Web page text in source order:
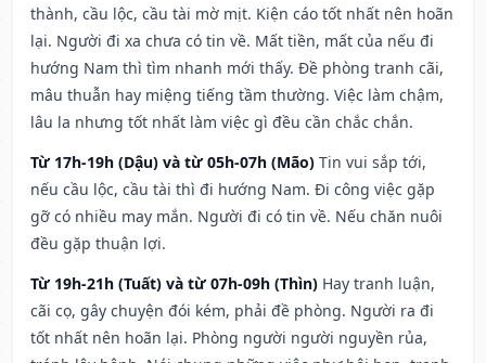
thành, cầu lộc, cầu tài mờ mịt. Kiện cáo tốt nhất nên hoãn
lại. Người đi xa chưa có tin về. Mất tiền, mất của nếu đi
hướng Nam thì tìm nhanh mới thấy. Đề phòng tranh cãi,
mâu thuẫn hay miệng tiếng tầm thường. Việc làm chậm,
lâu la nhưng tốt nhất làm việc gì đều cần chắc chắn.
Từ 17h-19h (Dậu) và từ 05h-07h (Mão) Tin vui sắp tới,
nếu cầu lộc, cầu tài thì đi hướng Nam. Đi công việc gặp
gỡ có nhiều may mắn. Người đi có tin về. Nếu chăn nuôi
đều gặp thuận lợi.
Từ 19h-21h (Tuất) và từ 07h-09h (Thìn) Hay tranh luận,
cãi cọ, gây chuyện đói kém, phải đề phòng. Người ra đi
tốt nhất nên hoãn lại. Phòng người người nguyền rủa,